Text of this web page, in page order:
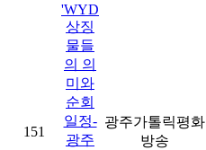
151
'WYD
상징
물들
의 의
미와
순회
일정-
광주
광주가톨릭평화
방송